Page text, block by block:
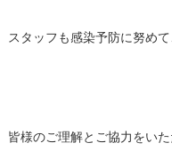
スタッフも感染予防に努め
皆様のご理解とご協力をい